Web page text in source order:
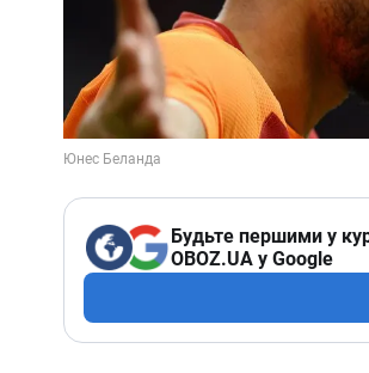
Будьте першими у
OBOZ.UA у Google